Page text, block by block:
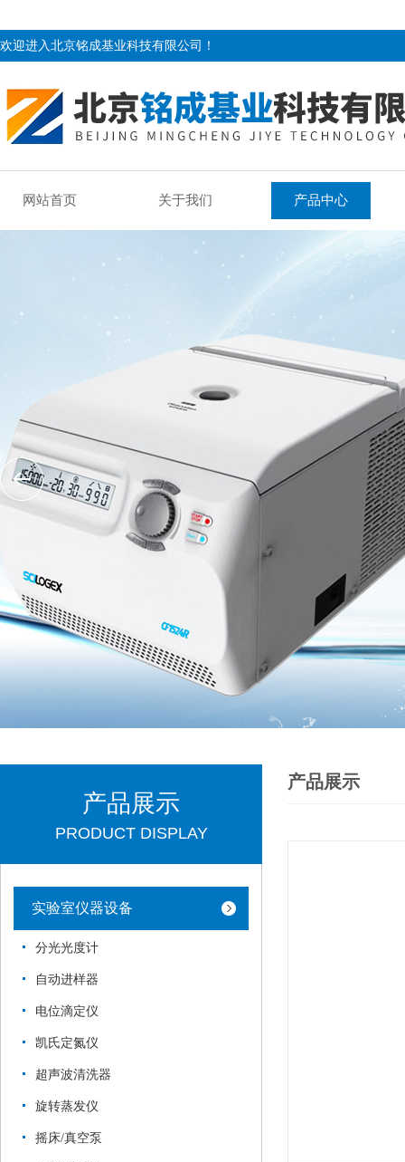
欢迎进入北京铭成基业科技有限公司！
网站首页 关于我们 产品中心
产品展示
PRODUCT DISPLAY
实验室仪器设备
分光光度计
自动进样器
电位滴定仪
凯氏定氮仪
超声波清洗器
旋转蒸发仪
摇床/真空泵
产品展示